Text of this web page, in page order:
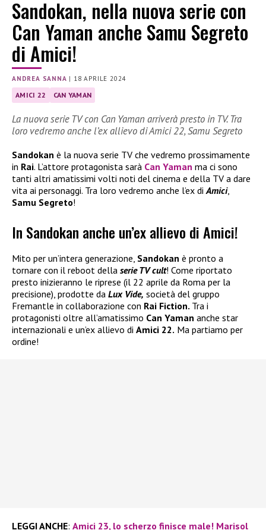
Sandokan, nella nuova serie con
Can Yaman anche Samu Segreto
di Amici!
ANDREA SANNA | 18 APRILE 2024
AMICI 22 CAN YAMAN
La nuova serie TV con Can Yaman arriverà presto in TV. Tra
loro vedremo anche l’ex allievo di Amici 22, Samu Segreto
Sandokan è la nuova serie TV che vedremo prossimamente
in Rai. L’attore protagonista sarà Can Yaman ma ci sono
tanti altri amatissimi volti noti del cinema e della TV a dare
vita ai personaggi. Tra loro vedremo anche l’ex di Amici,
Samu Segreto!
In Sandokan anche un’ex allievo di Amici!
Mito per un’intera generazione, Sandokan è pronto a
tornare con il reboot della serie TV cult! Come riportato
presto inizieranno le riprese (il 22 aprile da Roma per la
precisione), prodotte da Lux Vide, società del gruppo
Fremantle in collaborazione con Rai Fiction. Tra i
protagonisti oltre all’amatissimo Can Yaman anche star
internazionali e un’ex allievo di Amici 22. Ma partiamo per
ordine!
LEGGI ANCHE: Amici 23, lo scherzo finisce male! Marisol